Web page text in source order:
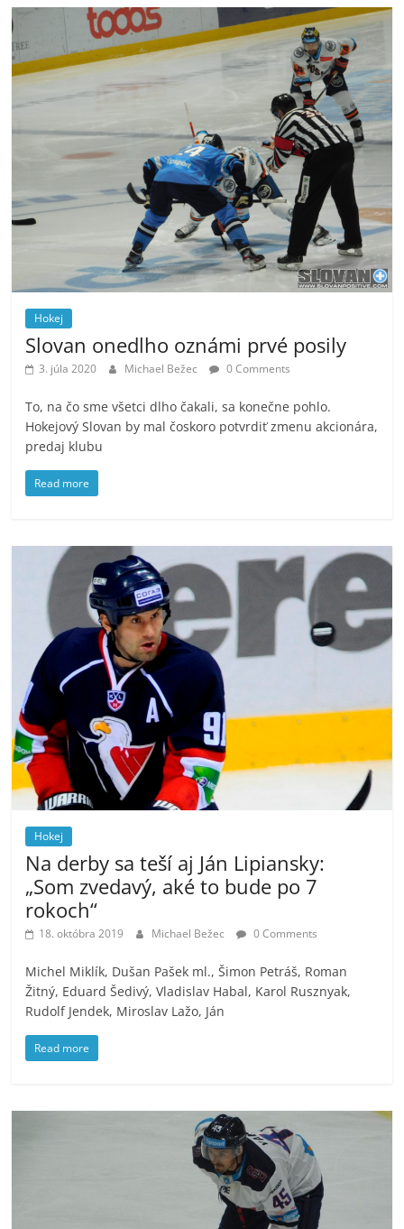
Hokej
Slovan onedlho oznámi prvé posily
3. júla 2020 Michael Bežec 0 Comments
To, na čo sme všetci dlho čakali, sa konečne pohlo.
Hokejový Slovan by mal čoskoro potvrdiť zmenu akcionára,
predaj klubu
Read more
Hokej
Na derby sa teší aj Ján Lipiansky:
„Som zvedavý, aké to bude po 7
rokoch“
18. októbra 2019 Michael Bežec 0 Comments
Michel Miklík, Dušan Pašek ml., Šimon Petráš, Roman
Žitný, Eduard Šedivý, Vladislav Habal, Karol Rusznyak,
Rudolf Jendek, Miroslav Lažo, Ján
Read more